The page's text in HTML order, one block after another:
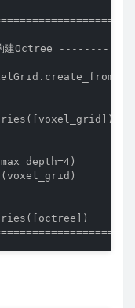
Octree